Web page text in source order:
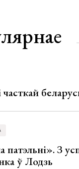
часткай
патэльні». З
ў Лодзь